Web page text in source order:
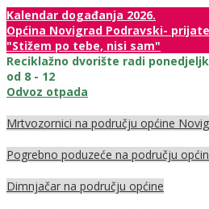
Kalendar događanja 2026.
Općina Novigrad Podravski-
"Stižem po tebe, nisi sam"
Reciklažno dvorište radi
od 8 - 12
Odvoz otpada
Mrtvozornici na području općine
Pogrebno poduzeće na području
Dimnjačar na području općine